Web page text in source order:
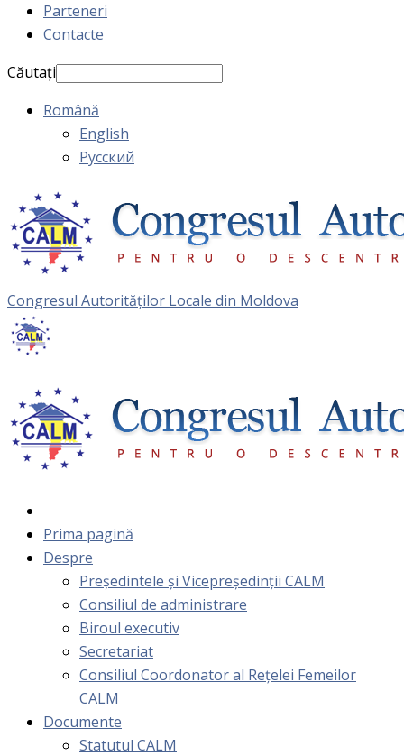
Parteneri
Contacte
Căutați
Română
English
Русский
Congresul Autorităţilor Locale din Moldova
Prima pagină
Despre
Președintele și Vicepreședinții CALM
Consiliul de administrare
Biroul executiv
Secretariat
Consiliul Coordonator al Rețelei Femeilor
CALM
Documente
Statutul CALM